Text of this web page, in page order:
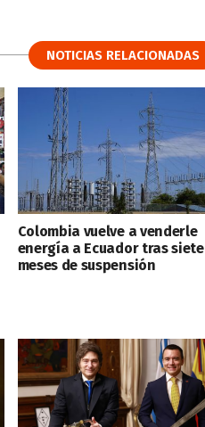
NOTICIAS RELACIONADAS
Colombia vuelve a venderle
energía a Ecuador tras siete
meses de suspensión